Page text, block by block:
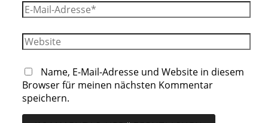
E-
Mail-
Adresse*
Website
Name, E-Mail-Adresse und Website in diesem
Browser für meinen nächsten Kommentar
speichern.